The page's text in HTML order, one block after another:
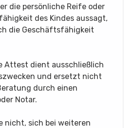
die persönliche Reife oder
des Kindes aussagt,
die Geschäftsfähigkeit
Attest dient ausschließlich
und ersetzt nicht
durch einen
Notar.
nicht, sich bei weiteren